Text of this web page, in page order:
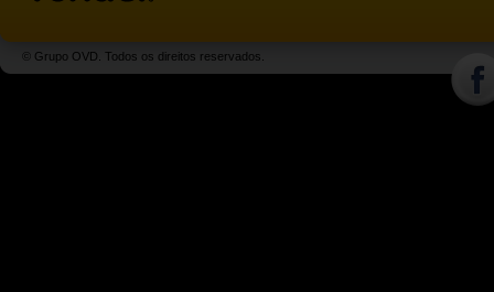
© Grupo OVD. Todos os direitos reservados.